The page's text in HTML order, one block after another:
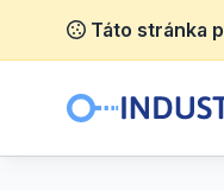
Táto stránka